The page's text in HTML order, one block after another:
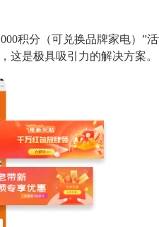
积分（可兑换品牌家电）”
这是极具吸引力的解决方案。